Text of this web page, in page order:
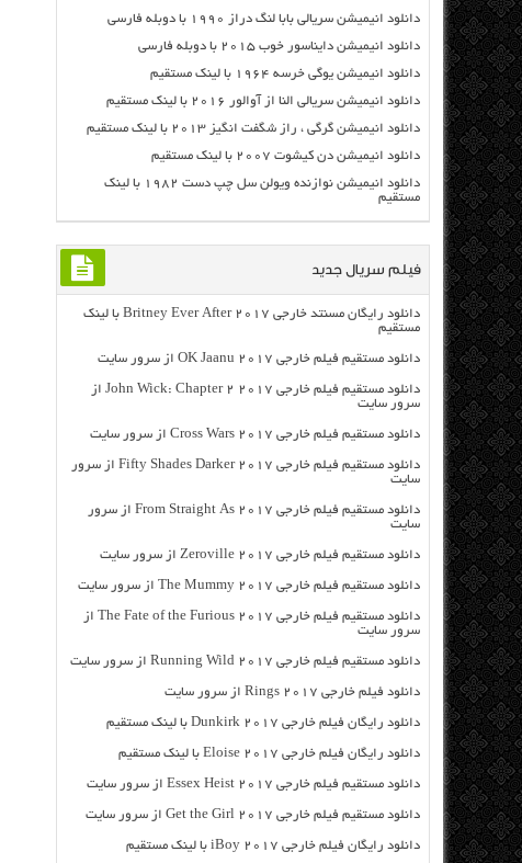
دانلود انیمیشن سریالی بابا لنگ دراز ۱۹۹۰ با دوبله فارسی
دانلود انیمیشن دایناسور خوب ۲۰۱۵ با دوبله فارسی
دانلود انیمیشن یوگی خرسه ۱۹۶۴ با لینک مستقیم
دانلود انیمیشن سریالی النا از آوالور ۲۰۱۶ با لینک مستقیم
دانلود انیمیشن گرگی ، راز شگفت انگیز ۲۰۱۳ با لینک مستقیم
دانلود انیمیشن دن کیشوت ۲۰۰۷ با لینک مستقیم
دانلود انیمیشن نوازنده ویولن سل چپ دست ۱۹۸۲ با لینک
مستقیم
فیلم سریال جدید
دانلود رایگان مسنتد خارجی Britney Ever After 2017 با لینک
مستقیم
دانلود مستقیم فیلم خارجی OK Jaanu 2017 از سرور سایت
دانلود مستقیم فیلم خارجی John Wick: Chapter 2 2017 از
سرور سایت
دانلود مستقیم فیلم خارجی Cross Wars 2017 از سرور سایت
دانلود مستقیم فیلم خارجی Fifty Shades Darker 2017 از سرور
سایت
دانلود مستقیم فیلم خارجی From Straight As 2017 از سرور
سایت
دانلود مستقیم فیلم خارجی Zeroville 2017 از سرور سایت
دانلود مستقیم فیلم خارجی The Mummy 2017 از سرور سایت
دانلود مستقیم فیلم خارجی The Fate of the Furious 2017 از
سرور سایت
دانلود مستقیم فیلم خارجی Running Wild 2017 از سرور سایت
دانلود فیلم خارجی Rings 2017 از سرور سایت
دانلود رایگان فیلم خارجی Dunkirk 2017 با لینک مستقیم
دانلود رایگان فیلم خارجی Eloise 2017 با لینک مستقیم
دانلود مستقیم فیلم خارجی Essex Heist 2017 از سرور سایت
دانلود مستقیم فیلم خارجی Get the Girl 2017 از سرور سایت
دانلود رایگان فیلم خارجی iBoy 2017 با لینک مستقیم